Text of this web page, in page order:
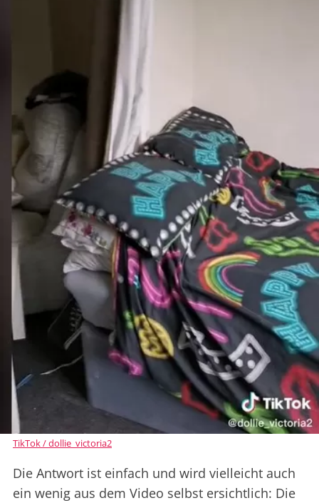
TikTok / dollie_victoria2
Die Antwort ist einfach und wird vielleicht auch
ein wenig aus dem Video selbst ersichtlich: Die